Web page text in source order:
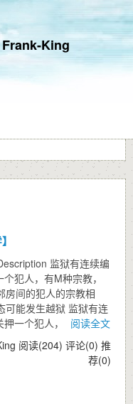
Frank-King
监狱有连续编
犯人，有M种宗教，
房间的犯人的宗教相
可能发生越狱 监狱有连
一个犯人，
阅读全文
阅读(204) 评论(0) 推
荐(0)